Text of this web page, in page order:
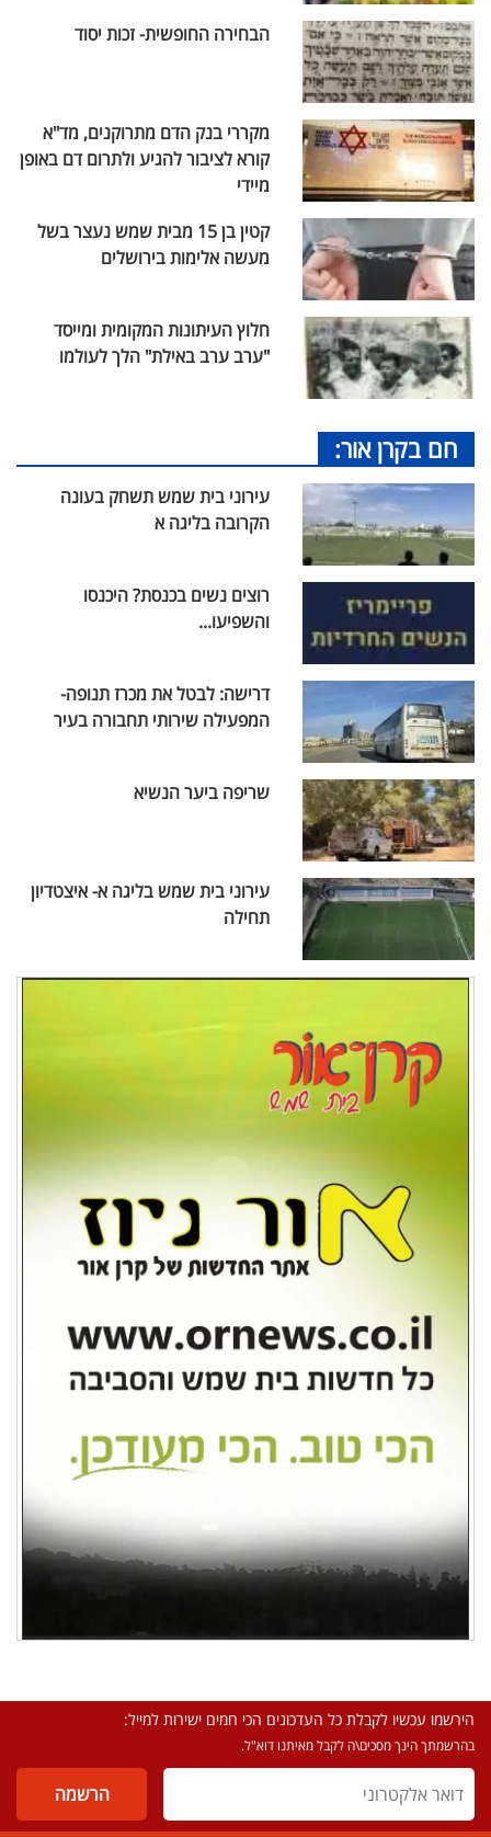
הבחירה החופשית- זכות יסוד
מקררי בנק הדם מתרוקנים, מד"א
קורא לציבור להגיע ולתרום דם באופן
מיידי
קטין בן 15 מבית שמש נעצר בשל
מעשה אלימות בירושלים
חלוץ העיתונות המקומית ומייסד
"ערב ערב באילת" הלך לעולמו
חם בקרן אור:
עירוני בית שמש תשחק בעונה
הקרובה בליגה א
רוצים נשים בכנסת? היכנסו
והשפיעו...
דרישה: לבטל את מכרז תנופה-
המפעילה שירותי תחבורה בעיר
שריפה ביער הנשיא
עירוני בית שמש בליגה א- איצטדיון
תחילה
הירשמו עכשיו לקבלת כל העדכונים הכי חמים ישירות למייל:
בהרשמתך הינך מסכים\ה לקבל מאיתנו דוא"ל.